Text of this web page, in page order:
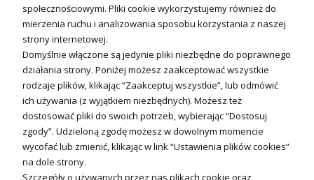
Sterowniki i regulatory
Nagrzewnice i kurtyny
Kuchnia i Wentylacja
Kuchnia
Zlewozmywaki
Baterie kuchenne
Młynki do odpadów
społecznościowymi. Pliki cookie wykorzystujemy również do
mierzenia ruchu i analizowania sposobu korzystania z naszej
strony internetowej.
Domyślnie włączone są jedynie pliki niezbędne do poprawnego
działania strony. Poniżej możesz zaakceptować wszystkie
rodzaje plików, klikając “Zaakceptuj wszystkie”, lub odmówić
ich używania (z wyjątkiem niezbędnych). Możesz też
dostosować pliki do swoich potrzeb, wybierając “Dostosuj
zgody”. Udzieloną zgodę możesz w dowolnym momencie
wycofać lub zmienić, klikając w link “Ustawienia plików cookies”
na dole strony.
Szczegóły o używanych przez nas plikach cookie oraz